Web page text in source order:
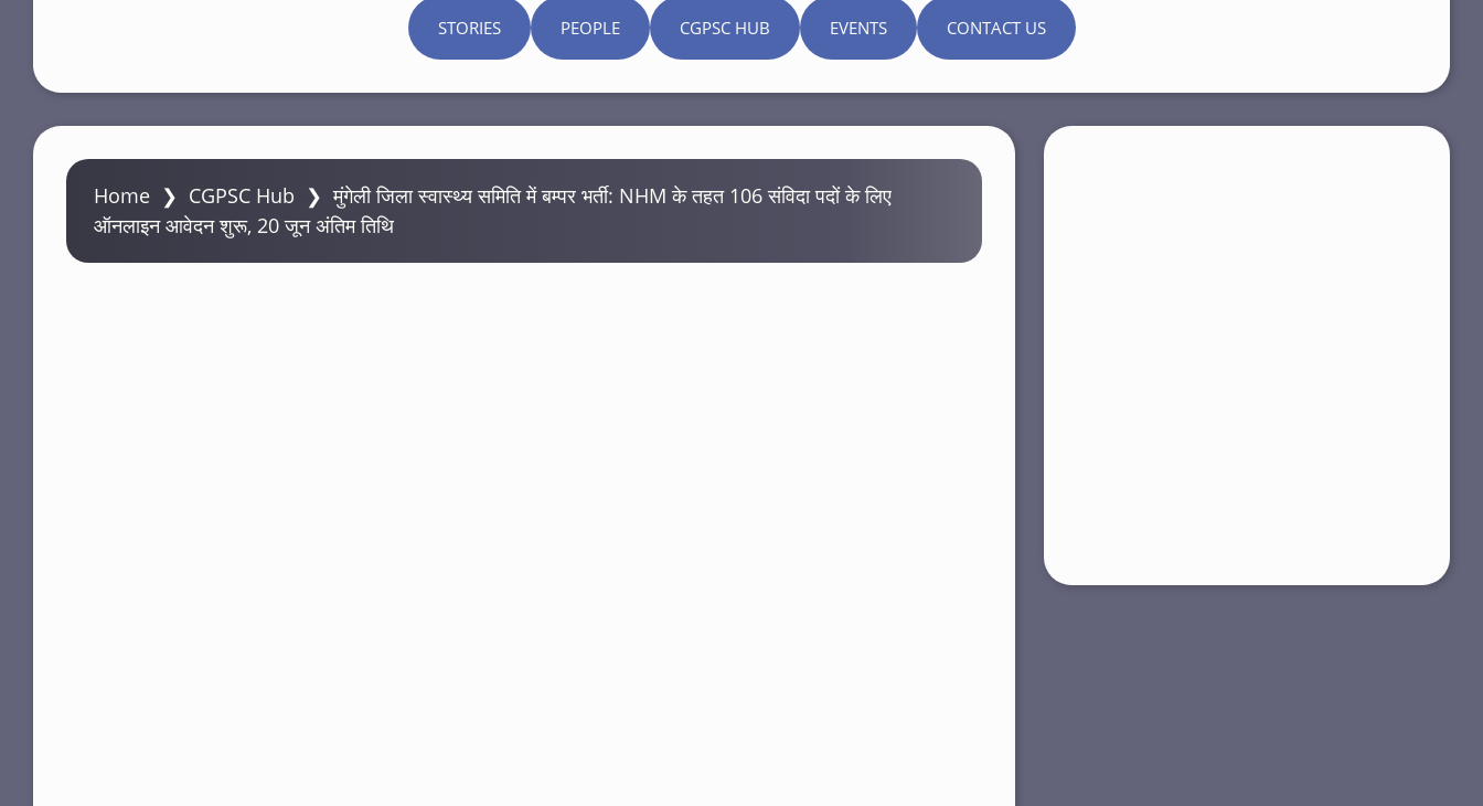
STORIES PEOPLE CGPSC HUB EVENTS CONTACT US
Home ❯ CGPSC Hub ❯मुंगेली जिला स्वास्थ्य समिति में बम्पर भर्ती: NHM के तहत 106 संविदा पदों के लिए
ऑनलाइन आवेदन शुरू, 20 जून अंतिम तिथि